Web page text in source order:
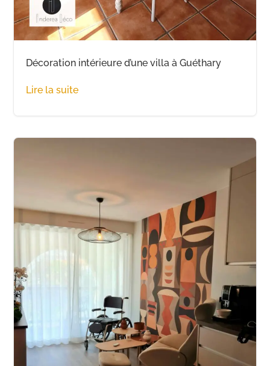
Décoration intérieure d’une villa à Guéthary
Lire la suite